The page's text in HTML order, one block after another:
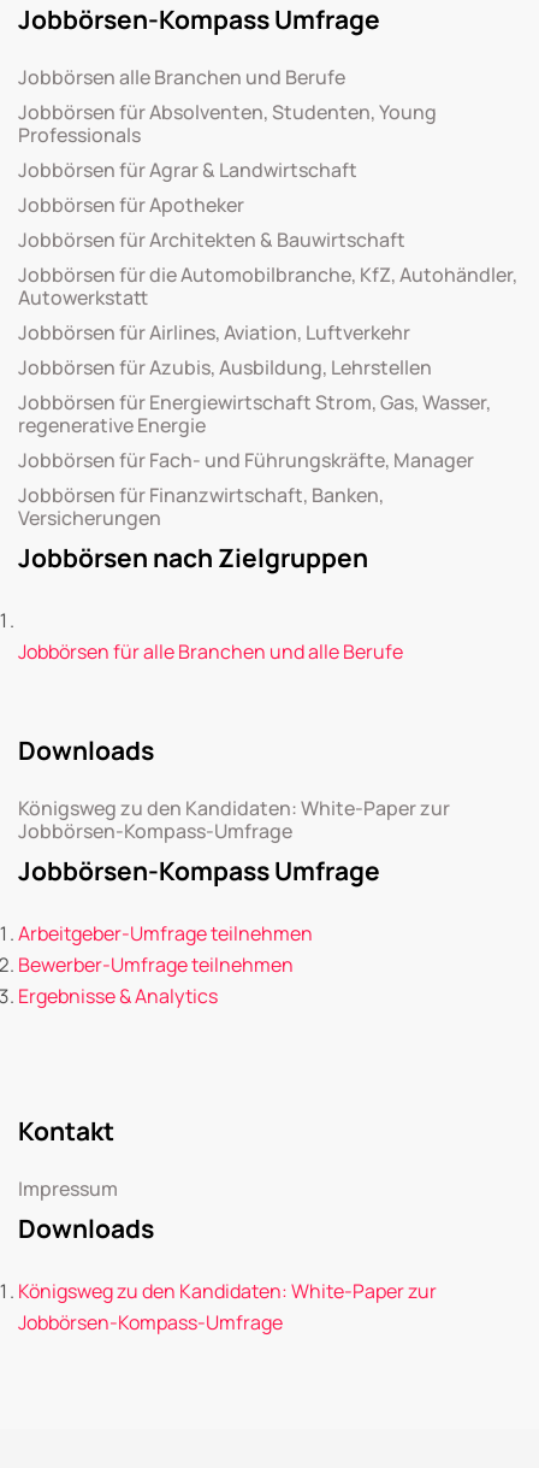
Jobbörsen-Kompass Umfrage
Jobbörsen alle Branchen und Berufe
Jobbörsen für Absolventen, Studenten, Young
Professionals
Jobbörsen für Agrar & Landwirtschaft
Jobbörsen für Apotheker
Jobbörsen für Architekten & Bauwirtschaft
Jobbörsen für die Automobilbranche, KfZ, Autohändler,
Autowerkstatt
Jobbörsen für Airlines, Aviation, Luftverkehr
Jobbörsen für Azubis, Ausbildung, Lehrstellen
Jobbörsen für Energiewirtschaft Strom, Gas, Wasser,
regenerative Energie
Jobbörsen für Fach- und Führungskräfte, Manager
Jobbörsen für Finanzwirtschaft, Banken,
Versicherungen
Jobbörsen nach Zielgruppen
Jobbörsen für alle Branchen und alle Berufe
Downloads
Königsweg zu den Kandidaten: White-Paper zur
Jobbörsen-Kompass-Umfrage
Jobbörsen-Kompass Umfrage
Arbeitgeber-Umfrage teilnehmen
Bewerber-Umfrage teilnehmen
Ergebnisse & Analytics
Kontakt
Impressum
Downloads
Königsweg zu den Kandidaten: White-Paper zur
Jobbörsen-Kompass-Umfrage